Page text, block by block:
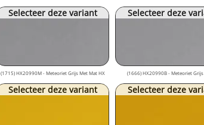
Selecteer deze variant
(1715) HX20990M - Meteoriet Grijs Met Mat HX
Selecteer deze
(1666) HX20990B - Meteoriet Grijs
Selecteer deze variant Selecteer deze